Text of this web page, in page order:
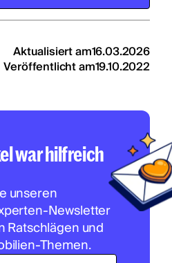
Aktualisiert am16.03.2026
Veröffentlicht am19.10.2022
war hilfreich
unseren
Newsletter
Ratschlägen und
Themen.